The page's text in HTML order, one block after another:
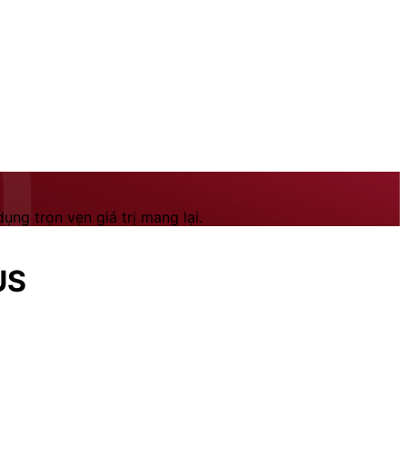
trọn vẹn giá trị mang lại.